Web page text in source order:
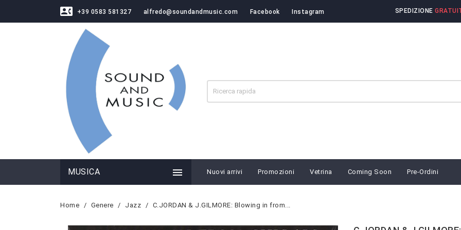
contact_phone +39 0583 581327 alfredo@soundandmusic.com Facebook Instagram SPEDIZIONE
MUSICA  Nuovi arrivi Promozioni Vetrina Coming Soon Pre-Ordini
Home Genere Jazz C.JORDAN & J.GILMORE: Blowing in from...